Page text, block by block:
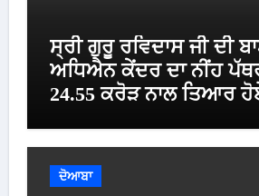
ਸ੍ਰੀ ਗੁਰੂ ਰਵਿਦਾਸ ਜੀ ਦੀ
ਅਧਿਐਨ ਕੇਂਦਰ ਦਾ ਨੀਂਹ
24.55 ਕਰੋੜ ਨਾਲ ਤਿਆਰ
ਦੋਆਬਾ